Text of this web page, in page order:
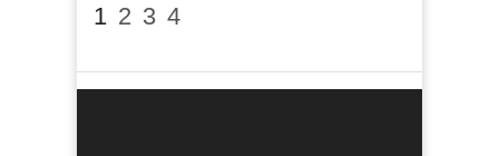
1 2 3 4